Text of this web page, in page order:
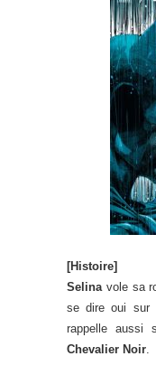
[Histoire]
Selinavole sa
se dire oui
rappelle aussi
Chevalier Noir.